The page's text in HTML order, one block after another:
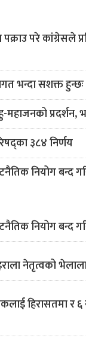
परे कांग्रेसले
भन्दा सशक्त
प्रदर्शन,
३८४ निर्णय
नियोग बन्द
नियोग बन्द
नेतृत्वको
हिरासतमा र